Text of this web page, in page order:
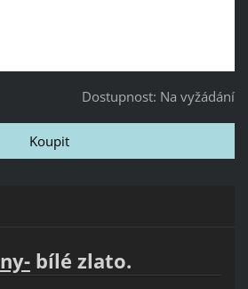
Dostupnost: Na vyžádání
bílé zlato.